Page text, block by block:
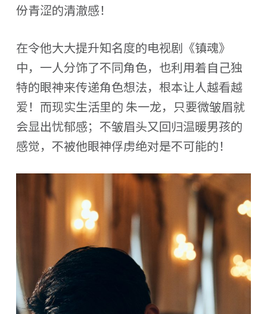
份青涩的清澈感！
在令他大大提升知名度的电视剧《镇魂》
中，一人分饰了不同角色，也利用着自己独
特的眼神来传递角色想法，根本让人越看越
爱！而现实生活里的 朱一龙，只要微皱眉就
会显出忧郁感；不皱眉头又回归温暖男孩的
感觉，不被他眼神俘虏绝对是不可能的！